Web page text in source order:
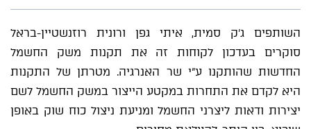
השותפים ג'ק סמית, איתי גפן ורונית רוזנשטיין-בראל
סוקרים בעדכון לקוחות זה את תקנות משק החשמל
החדשות שהותקנו ע"י שר האנרגיה. מטרתן של התקנות
היא לקדם את התחרות במקטע הייצור במשק החשמל לשם
יצירות ודאות ליצרני החשמל ומניעת ניצול כוח שוק באופן